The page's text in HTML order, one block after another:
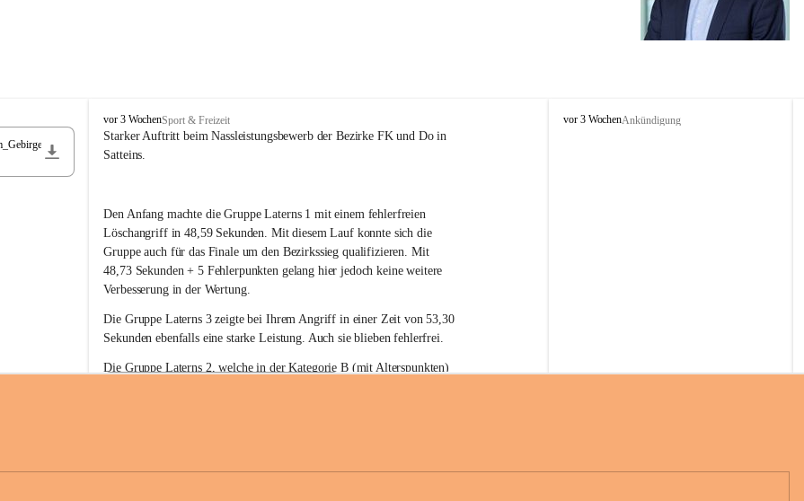
F
r
e
l
l
i
g
e
F
e
u
e
r
w
t
vor 3 WochenSport & Freizeit
Starker Auftritt beim Nassleistungsbewerb der Bezirke FK und Do in
Satteins.
Den Anfang machte die Gruppe Laterns 1 mit einem fehlerfreien
Löschangriff in 48,59 Sekunden. Mit diesem Lauf konnte sich die
Gruppe auch für das Finale um den Bezirkssieg qualifizieren. Mit
48,73 Sekunden + 5 Fehlerpunkten gelang hier jedoch keine weitere
Verbesserung in der Wertung.
Die Gruppe Laterns 3 zeigte bei Ihrem Angriff in einer Zeit von 53,30
Sekunden ebenfalls eine starke Leistung. Auch sie blieben fehlerfrei.
Die Gruppe Laterns 2, welche in der Kategorie B (mit Alterspunkten)
L
vor 3 WochenAnkündigung